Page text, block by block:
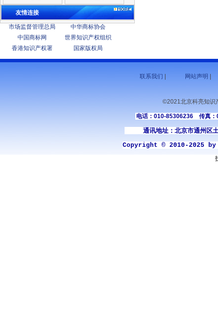
友情连接
市场监督管理总局
中华商标协会
中国商标网
世界知识产权组织
香港知识产权署
国家版权局
联系我们 网站声明
©2021北京科亮知识
电话：010-85306236 传真
通讯地址：北京市通州区土
Copyright © 2010-2025